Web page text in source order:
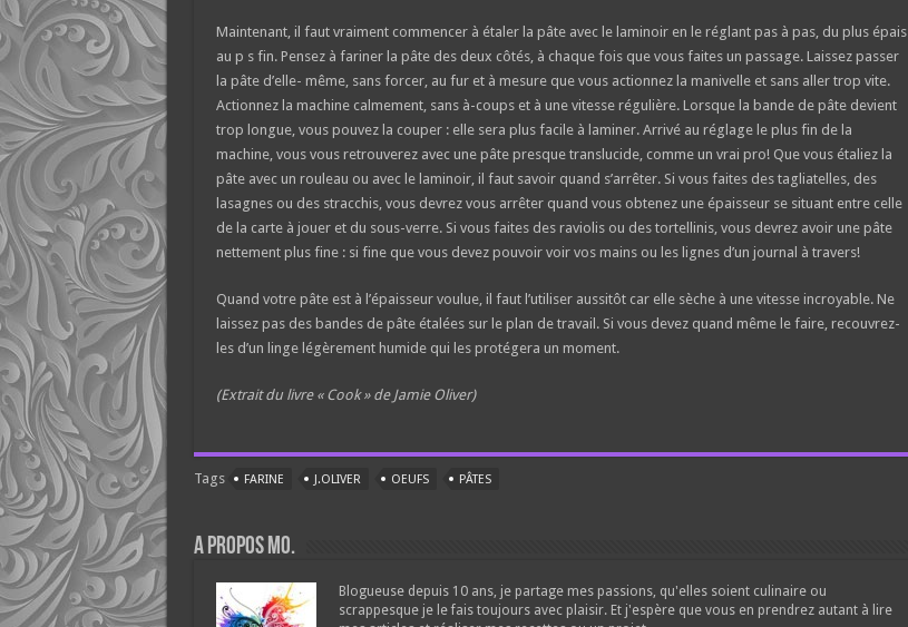
Maintenant, il faut vraiment commencer à étaler la pâte avec le laminoir en le réglant pas à pas, du plus épais
au p s fin. Pensez à fariner la pâte des deux côtés, à chaque fois que vous faites un passage. Laissez passer
la pâte d’elle- même, sans forcer, au fur et à mesure que vous actionnez la manivelle et sans aller trop vite.
Actionnez la machine calmement, sans à-coups et à une vitesse régulière. Lorsque la bande de pâte devient
trop longue, vous pouvez la couper : elle sera plus facile à laminer. Arrivé au réglage le plus fin de la
machine, vous vous retrouverez avec une pâte presque translucide, comme un vrai pro! Que vous étaliez la
pâte avec un rouleau ou avec le laminoir, il faut savoir quand s’arrêter. Si vous faites des tagliatelles, des
lasagnes ou des stracchis, vous devrez vous arrêter quand vous obtenez une épaisseur se situant entre celle
de la carte à jouer et du sous-verre. Si vous faites des raviolis ou des tortellinis, vous devrez avoir une pâte
nettement plus fine : si fine que vous devez pouvoir voir vos mains ou les lignes d’un journal à travers!
Quand votre pâte est à l’épaisseur voulue, il faut l’utiliser aussitôt car elle sèche à une vitesse incroyable. Ne
laissez pas des bandes de pâte étalées sur le plan de travail. Si vous devez quand même le faire, recouvrez-
les d’un linge légèrement humide qui les protégera un moment.
(Extrait du livre « Cook » de Jamie Oliver)
Tags FARINE J.OLIVER OEUFS PÂTES
A propos Mo.
Blogueuse depuis 10 ans, je partage mes passions, qu'elles soient culinaire ou
scrappesque je le fais toujours avec plaisir. Et j'espère que vous en prendrez autant à lire